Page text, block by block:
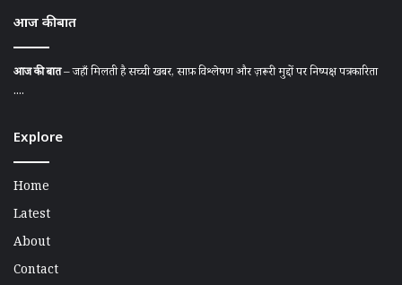
आज की बात
आज की बात– जहाँ मिलती है सच्ची खबर, साफ़ विश्लेषण और ज़रूरी मुद्दों पर निष्पक्ष पत्रकारिता
....
Explore
Home
Latest
About
Contact